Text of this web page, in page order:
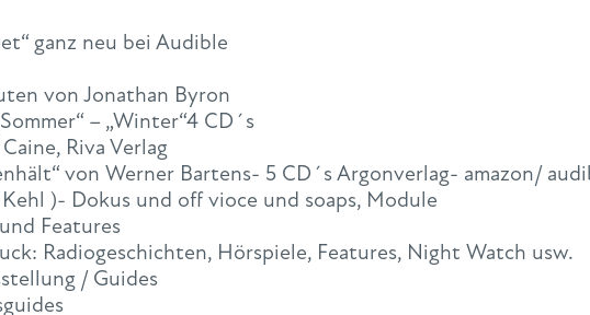
ganz neu bei Audible
von Jonathan Byron
– „Winter“4 CD´s
Riva Verlag
von Werner Bartens- 5 CD´s Argonverlag- amazon/
)- Dokus und off vioce und soaps, Module
Features
Radiogeschichten, Hörspiele, Features, Night Watch usw.
/ Guides